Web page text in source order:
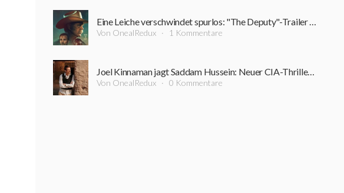
Eine Leiche verschwindet spurlos: "The Deputy"-Trailer führt in einen Sumpf aus Korruption und Verbrechen
Von OnealRedux 1 Kommentare
Joel Kinnaman jagt Saddam Hussein: Neuer CIA-Thriller startet bereits im September
Von OnealRedux 0 Kommentare